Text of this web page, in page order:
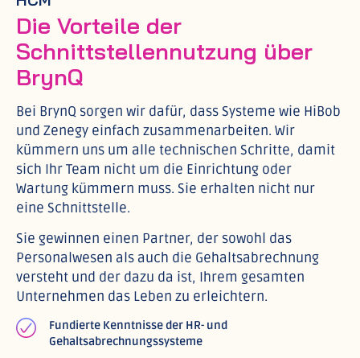
Die Vorteile der
Schnittstellennutzung über
BrynQ
Bei BrynQ sorgen wir dafür, dass Systeme wie HiBob
und Zenegy einfach zusammenarbeiten. Wir
kümmern uns um alle technischen Schritte, damit
sich Ihr Team nicht um die Einrichtung oder
Wartung kümmern muss. Sie erhalten nicht nur
eine Schnittstelle.
Sie gewinnen einen Partner, der sowohl das
Personalwesen als auch die Gehaltsabrechnung
versteht und der dazu da ist, Ihrem gesamten
Unternehmen das Leben zu erleichtern.
Fundierte Kenntnisse der HR- und
Gehaltsabrechnungssysteme